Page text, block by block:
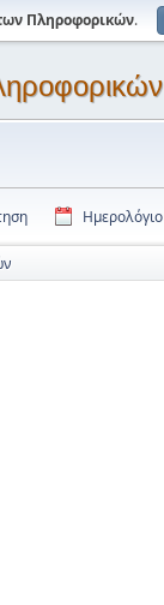
Πληροφορικών.
Ημερολόγιο